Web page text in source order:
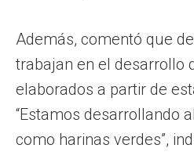
Además, comentó que
trabajan en el desarrollo
elaborados a partir de
“Estamos desarrollando
como harinas verdes”,